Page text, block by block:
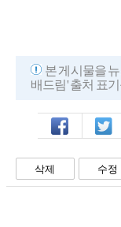
본 게시물을
배드림' 출처 표
페북 트윗
삭제 수정